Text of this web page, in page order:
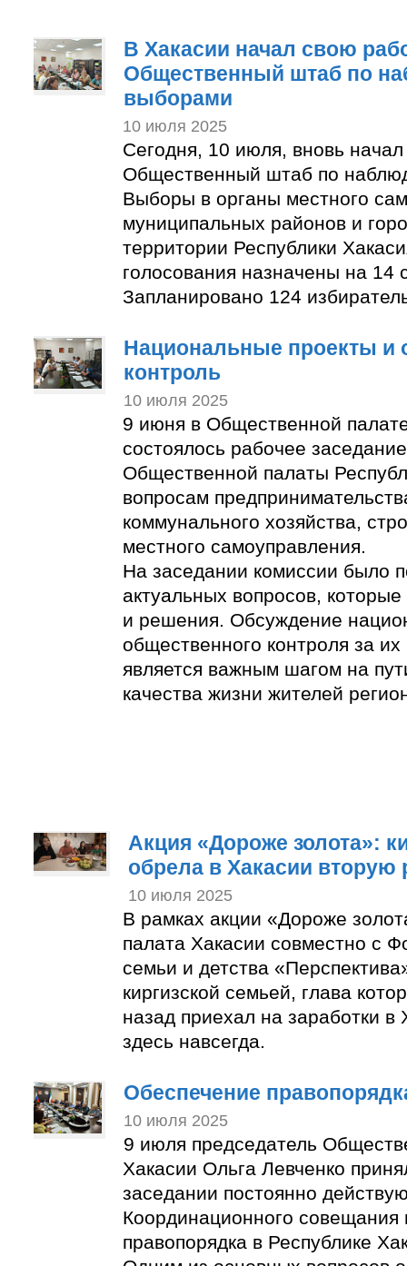
В Хакасии начал свою
Общественный штаб по
выборами
10 июля 2025
Сегодня, 10 июля, вновь
Общественный штаб по
Выборы в органы местного
муниципальных районов и
территории Республики
голосования назначены на 14
Запланировано 124
Национальные проекты и
контроль
10 июля 2025
9 июня в Общественной
состоялось рабочее
Общественной палаты
вопросам
коммунального хозяйства,
местного самоуправления.
На заседании комиссии было
актуальных вопросов,
и решения. Обсуждение
общественного контроля за
является важным шагом на
качества жизни жителей
Акция «Дороже золота»:
обрела в Хакасии вторую
10 июля 2025
В рамках акции «Дороже
палата Хакасии совместно с
семьи и детства
киргизской семьей, глава
назад приехал на заработки в
здесь навсегда.
Обеспечение
10 июля 2025
9 июля председатель
Хакасии Ольга Левченко
заседании постоянно
Координационного совещания
правопорядка в Республике